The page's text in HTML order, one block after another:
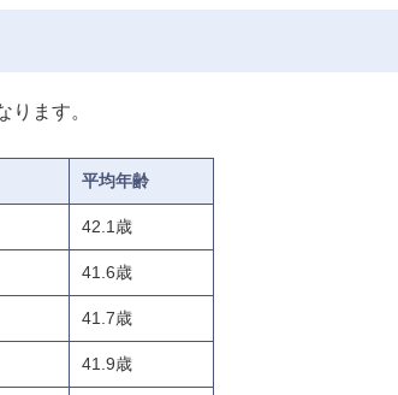
ります。
平均年齢
42.1歳
41.6歳
41.7歳
41.9歳